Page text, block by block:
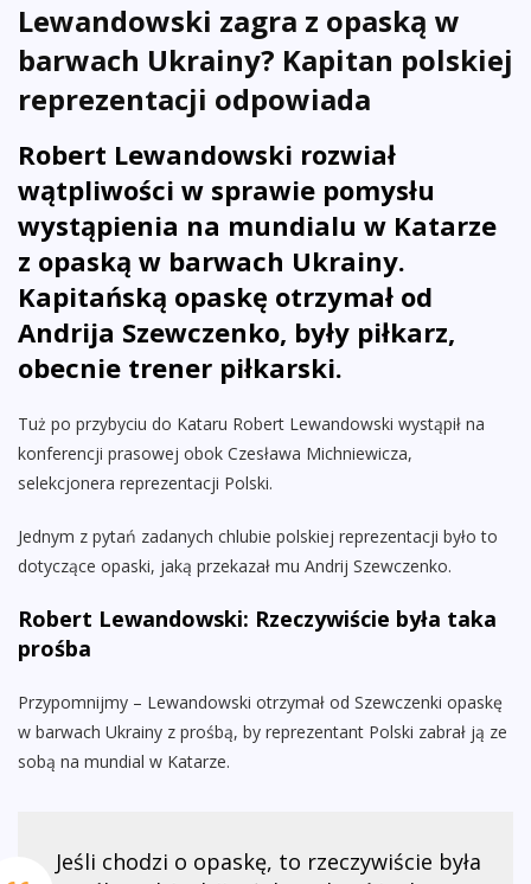
Lewandowski zagra z opaską w
barwach Ukrainy? Kapitan polskiej
reprezentacji odpowiada
Robert Lewandowski rozwiał
wątpliwości w sprawie pomysłu
wystąpienia na mundialu w Katarze
z opaską w barwach Ukrainy.
Kapitańską opaskę otrzymał od
Andrija Szewczenko, były piłkarz,
obecnie trener piłkarski.
Tuż po przybyciu do Kataru Robert Lewandowski wystąpił na
konferencji prasowej obok Czesława Michniewicza,
selekcjonera reprezentacji Polski.
Jednym z pytań zadanych chlubie polskiej reprezentacji było to
dotyczące opaski, jaką przekazał mu Andrij Szewczenko.
Robert Lewandowski: Rzeczywiście była taka
prośba
Przypomnijmy – Lewandowski otrzymał od Szewczenki opaskę
w barwach Ukrainy z prośbą, by reprezentant Polski zabrał ją ze
sobą na mundial w Katarze.
Jeśli chodzi o opaskę, to rzeczywiście była